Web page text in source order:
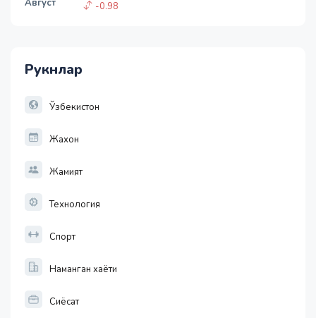
Август
-0.98
Рукнлар
Ўзбекистон
Жахон
Жамият
Технология
Спорт
Наманган хаёти
Сиёсат